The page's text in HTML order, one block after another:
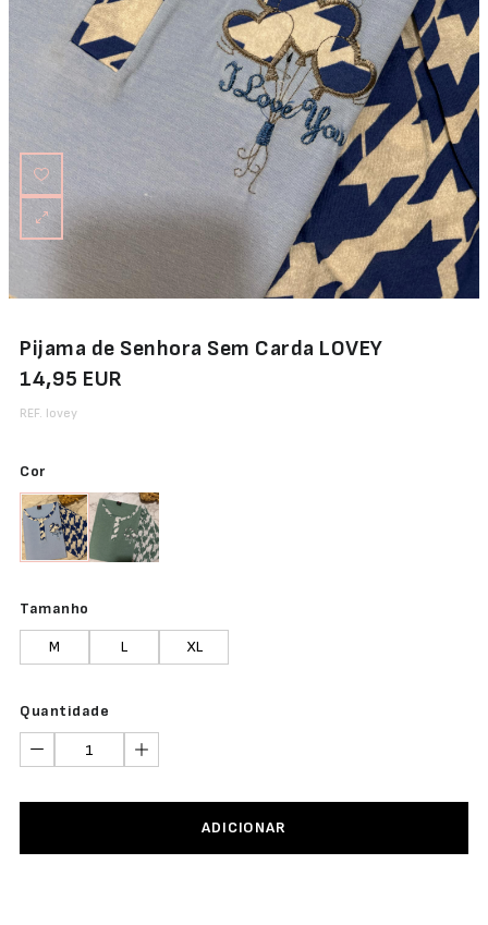
Pijama de Senhora Sem Carda LOVEY
14,95 EUR
REF. lovey
Cor
Tamanho
M L XL
Quantidade
ADICIONAR